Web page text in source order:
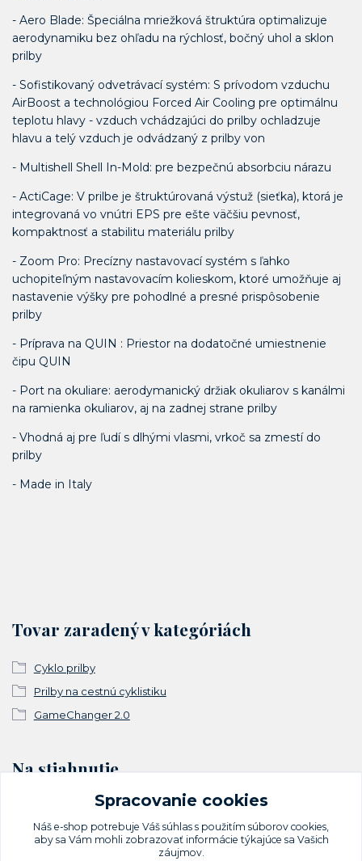
- Aero Blade: Špeciálna mriežková štruktúra optimalizuje
aerodynamiku bez ohľadu na rýchlosť, bočný uhol a sklon
prilby
- Sofistikovaný odvetrávací systém: S prívodom vzduchu
AirBoost a technológiou Forced Air Cooling pre optimálnu
teplotu hlavy - vzduch vchádzajúci do prilby ochladzuje
hlavu a telý vzduch je odvádzaný z prilby von
- Multishell Shell In-Mold: pre bezpečnú absorbciu nárazu
- ActiCage: V prilbe je štruktúrovaná výstuž (sieťka), ktorá je
integrovaná vo vnútri EPS pre ešte väčšiu pevnosť,
kompaktnosť a stabilitu materiálu prilby
- Zoom Pro: Precízny nastavovací systém s ľahko
uchopiteľným nastavovacím kolieskom, ktoré umožňuje aj
nastavenie výšky pre pohodlné a presné prispôsobenie
prilby
- Príprava na QUIN : Priestor na dodatočné umiestnenie
čipu QUIN
- Port na okuliare: aerodymanický držiak okuliarov s kanálmi
na ramienka okuliarov, aj na zadnej strane prilby
- Vhodná aj pre ľudí s dlhými vlasmi, vrkoč sa zmestí do
prilby
- Made in Italy
Tovar zaradený v kategóriách
Cyklo prilby
Prilby na cestnú cyklistiku
GameChanger 2.0
Na stiahnutie
Vyhlásenie o zhodeSpracovanie cookies
Náš e-shop potrebuje Váš súhlas s použitím súborov cookies,
aby sa Vám mohli zobrazovať informácie týkajúce sa Vašich
záujmov.